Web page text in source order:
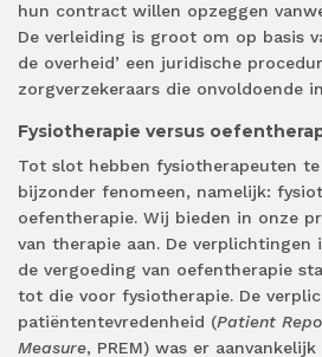
hun contract willen opzeggen
De verleiding is groot om op basis
de overheid’ een juridische
zorgverzekeraars die onvoldoende
Fysiotherapie versus
Tot slot hebben fysiotherapeuten
bijzonder fenomeen, namelijk:
oefentherapie. Wij bieden in onze
van therapie aan. De
de vergoeding van oefentherapie
tot die voor fysiotherapie. De
patiëntentevredenheid (Patient
Measure, PREM) was er